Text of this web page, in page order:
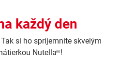
každý den
si ho spríjemnite skvelým
Nutella®!